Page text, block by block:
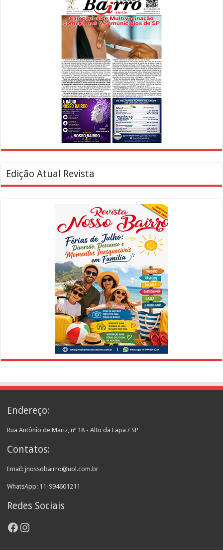
Edição Atual Revista
Endereço:
Rua Antônio de Mariz, nº 18 - Alto da Lapa / SP
Contatos:
Email: jnossobairro@uol.com.br
WhatsApp: 11-994601211
Redes Sociais
Facebook
Instagram